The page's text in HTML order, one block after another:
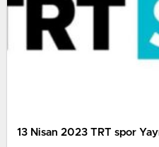
13 Nisan 2023 TRT spor